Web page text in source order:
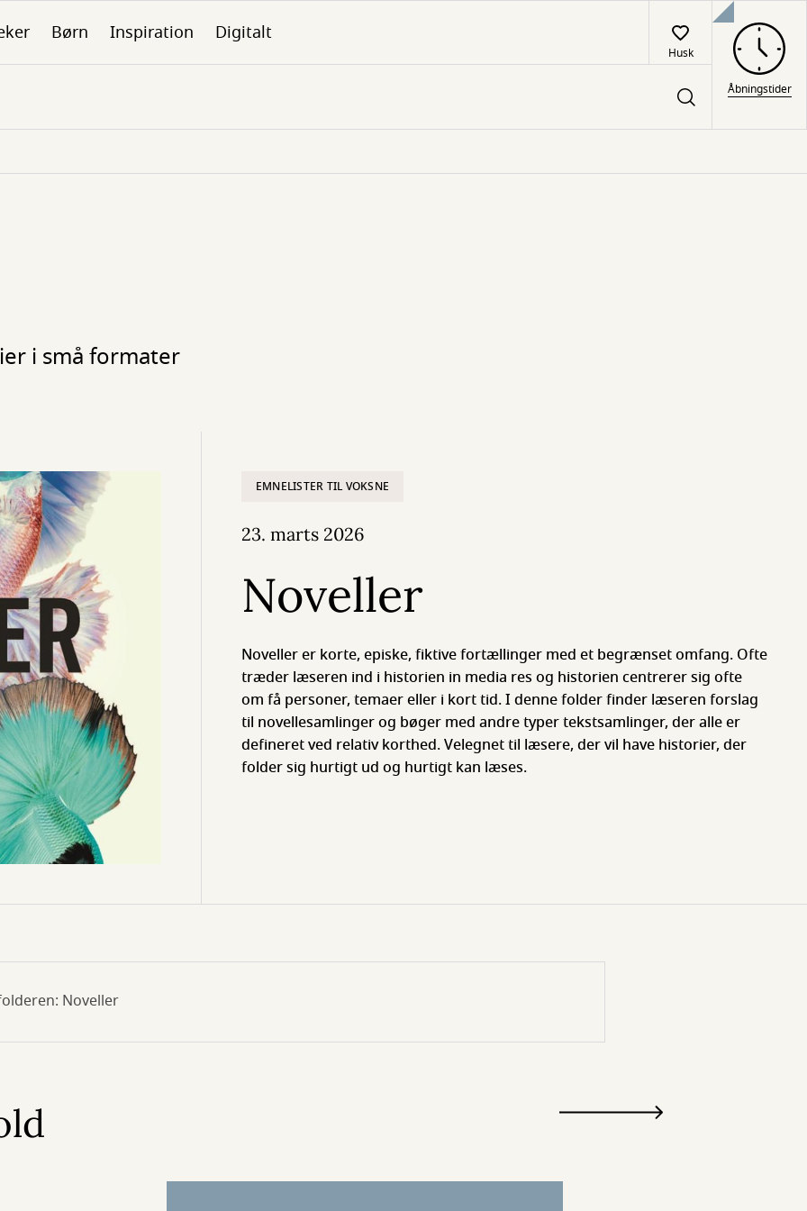
Børn Inspiration Digitalt
Husk
Åbningstider
i små formater
EMNELISTER TIL VOKSNE
23. marts 2026
Noveller
Noveller er korte, episke, fiktive fortællinger med et begrænset omfang. Ofte
træder læseren ind i historien in media res og historien centrerer sig ofte
om få personer, temaer eller i kort tid. I denne folder finder læseren forslag
til novellesamlinger og bøger med andre typer tekstsamlinger, der alle er
defineret ved relativ korthed. Velegnet til læsere, der vil have historier, der
folder sig hurtigt ud og hurtigt kan læses.
Noveller